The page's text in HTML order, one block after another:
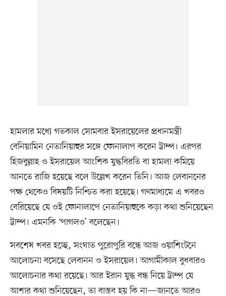
হামলার মধ্যে গতকাল সোমবার ইসরায়েলের প্রধানমন্ত্রী
বেনিয়ামিন নেতানিয়াহুর সঙ্গে ফোনালাপ করেন ট্রাম্প। এরপর
হিজবুল্লাহ ও ইসরায়েল আংশিক যুদ্ধবিরতি বা হামলা কমিয়ে
আনতে রাজি হয়েছে বলে উল্লেখ করেন তিনি। আজ লেবাননের
পক্ষ থেকেও বিষয়টি নিশ্চিত করা হয়েছে। গণমাধ্যমে এ খবরও
বেরিয়েছে যে ওই ফোনালাপে নেতানিয়াহুকে কড়া কথা শুনিয়েছেন
ট্রাম্প। এমনকি ‘পাগলও’ বলেছেন।
সবশেষ খবর হচ্ছে, সংঘাত পুরোপুরি বন্ধে আজ ওয়াশিংটনে
আলোচনা বসেছে লেবানন ও ইসরায়েল। আগামীকাল বুধবারও
আলোচনার কথা রয়েছে। আর ইরান যুদ্ধ বন্ধ নিয়ে ট্রাম্প যে
আশার কথা শুনিয়েছেন, তা বাস্তব হয় কি না—জানতে আরও